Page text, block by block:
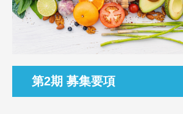
第2期 募集要項